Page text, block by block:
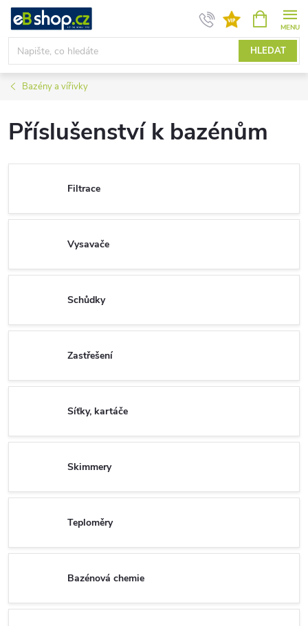
Přejít
obsah
HLEDAT
NÁKUPNÍ
KOŠÍK
Bazény a vířivky
Příslušenství k bazénům
Filtrace
Vysavače
Schůdky
Zastřešení
Síťky, kartáče
Skimmery
Teploměry
Bazénová chemie